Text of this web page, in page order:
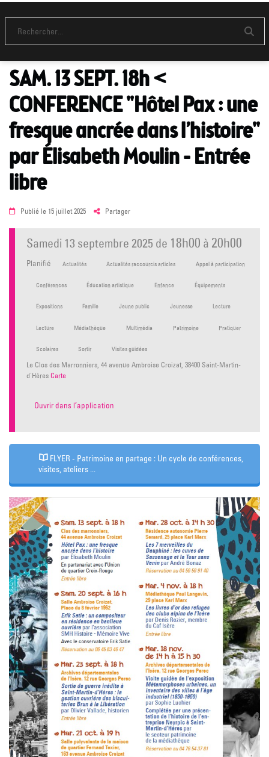
[De sept à déc 2025]
PATRIMOINE EN PARTAGE >
SAM. 13 SEPT. 18h <
CONFERENCE "Hôtel Pax : une
fresque ancrée dans l’histoire"
par Élisabeth Moulin - Entrée
libre
Publié le Posted
15 juillet 2025 Partager
samedi 13 septembre 2025 de 18h00 à 20h00
Planifié Actualités Actualités raccourcis articles Appel à participation
Conférences Éducation artistique Enfance Équipements
Expositions Famille Jeune public Jeunesse Lecture
Lecture Médiathèque Multimédia Patrimoine Pratiquer
Scolaires Sortir Visites guidées
Le Clos des Marronniers, 44 avenue Ambroise Croizat, 38400 Saint-Martin-
d'HèresCarte
Ouvrir dans l’application
FLYER - Patrimoine en partage : Un cycle de conférences,
visites, ateliers ...